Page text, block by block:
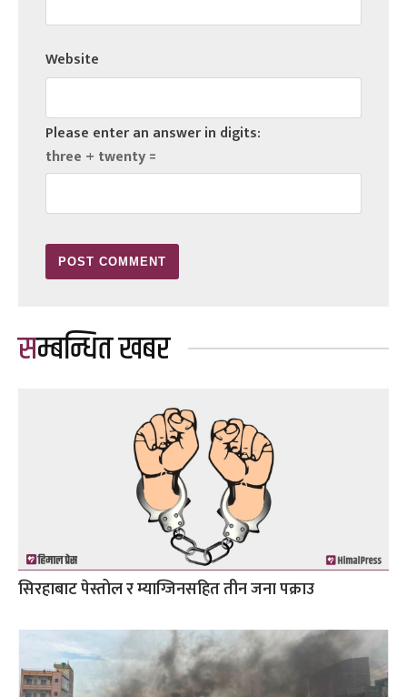
Website
Please enter an answer in digits:
three + twenty =
सम्बन्धित खबर
सिरहाबाट पेस्तोल र म्याग्जिनसहित तीन जना पक्राउ